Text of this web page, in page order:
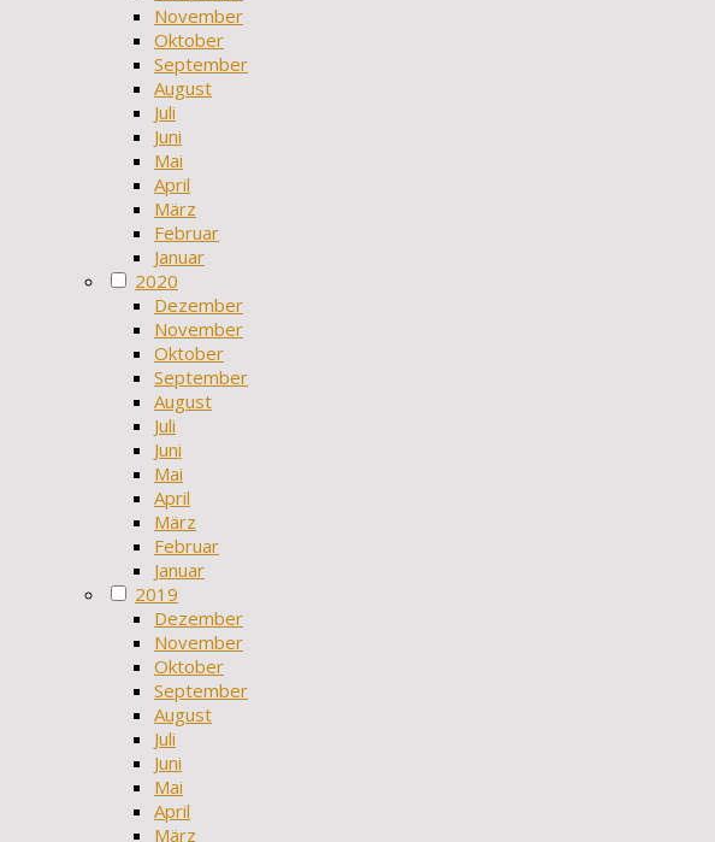
November
Oktober
September
August
Juli
Juni
Mai
April
März
Februar
Januar
2020
Dezember
November
Oktober
September
August
Juli
Juni
Mai
April
März
Februar
Januar
2019
Dezember
November
Oktober
September
August
Juli
Juni
Mai
April
März